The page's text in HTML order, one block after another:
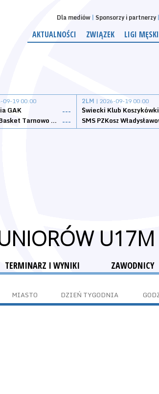
Dla mediów Sponsorzy i partnerzy
AKTUALNOŚCI ZWIĄZEK LIGI
09-19 00:00
GAK
---
Tarnovia Basket Tarnowo Podgórne ---
2LM | 2026-09-19 00:00
Świecki Klub Koszykówki
SMS PZKosz
U17M
TERMINARZ I WYNIKI ZAWODNICY
MIASTO DZIEŃ TYGODNIA